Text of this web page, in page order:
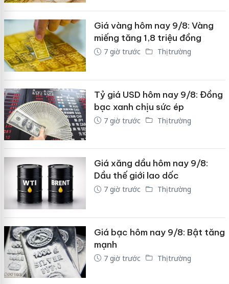
Giá vàng hôm nay 9/8: Vàng
miếng tăng 1,8 triệu đồng
7 giờ trước Thị trường
Tỷ giá USD hôm nay 9/8: Đồng
bạc xanh chịu sức ép
7 giờ trước Thị trường
Giá xăng dầu hôm nay 9/8:
Dầu thế giới lao dốc
7 giờ trước Thị trường
Giá bạc hôm nay 9/8: Bật tăng
mạnh
7 giờ trước Thị trường